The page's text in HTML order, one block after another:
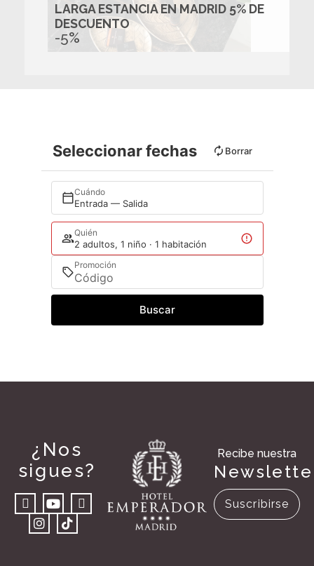
LARGA ESTANCIA EN MADRID 5% DE
DESCUENTO
-5%
Seleccionar fechas Borrar
Cuándo
Entrada — Salida
Quién
2 adultos, 1 niño · 1 habitación
Promoción
Buscar
¿Nos
sigues?
Recibe nuestra
Suscribirse